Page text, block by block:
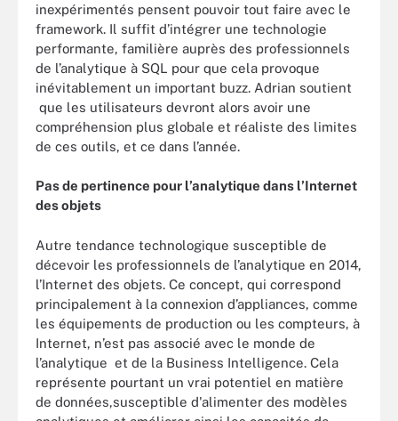
inexpérimentés pensent pouvoir tout faire avec le
framework. Il suffit d’intégrer une technologie
performante, familière auprès des professionnels
de l’analytique à SQL pour que cela provoque
inévitablement un important buzz. Adrian soutient
que les utilisateurs devront alors avoir une
compréhension plus globale et réaliste des limites
de ces outils, et ce dans l’année.
Pas de pertinence pour l’analytique dans l’Internet
des objets
Autre tendance technologique susceptible de
décevoir les professionnels de l’analytique en 2014,
l’Internet des objets. Ce concept, qui correspond
principalement à la connexion d’appliances, comme
les équipements de production ou les compteurs, à
Internet, n’est pas associé avec le monde de
l’analytique et de la Business Intelligence. Cela
représente pourtant un vrai potentiel en matière
de données,susceptible d'alimenter des modèles